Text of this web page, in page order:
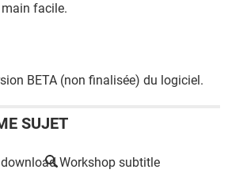
main facile.
BETA (non finalisée) du logiciel.
SUJET
Workshop subtitle